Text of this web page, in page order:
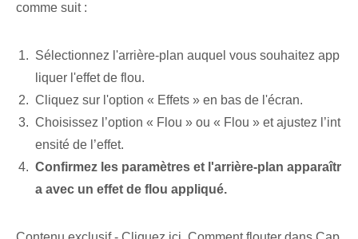
comme suit :
Sélectionnez l'arrière-plan auquel vous souhaitez app
liquer l'effet de flou.
Cliquez sur l'option « Effets » en bas de l'écran.
Choisissez l’option « Flou » ou « Flou » et ajustez l’int
ensité de l’effet.
Confirmez les paramètres et l'arrière-plan apparaîtr
a avec un effet de flou appliqué.